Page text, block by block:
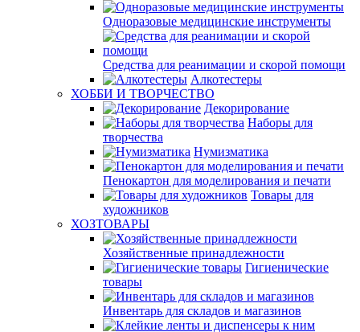
Одноразовые медицинские инструменты
Средства для реанимации и скорой помощи
Алкотестеры
ХОББИ И ТВОРЧЕСТВО
Декорирование
Наборы для
творчества
Нумизматика
Пенокартон для моделирования и печати
Товары для
художников
ХОЗТОВАРЫ
Хозяйственные принадлежности
Гигиенические
товары
Инвентарь для складов и магазинов